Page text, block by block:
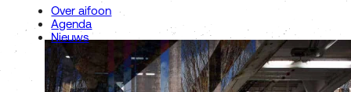
Over aifoon
Agenda
Nieuws